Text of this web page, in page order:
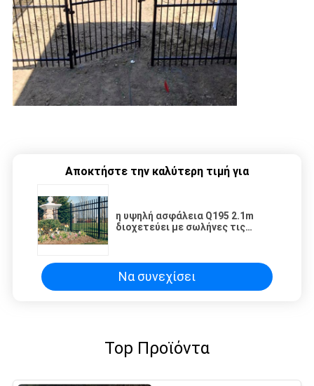
Αποκτήστε την καλύτερη τιμή για
η υψηλή ασφάλεια Q195 2.1m
διοχετεύει με σωλήνες τις
επεξεργασμένου σιδήρου
Να συνεχίσει
Top Προϊόντα